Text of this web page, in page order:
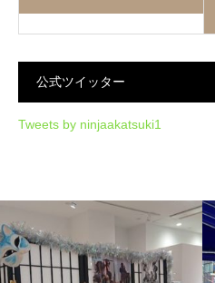
公式ツイッター
Tweets by ninjaakatsuki1